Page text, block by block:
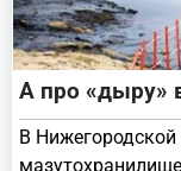
А про «дыру»
В